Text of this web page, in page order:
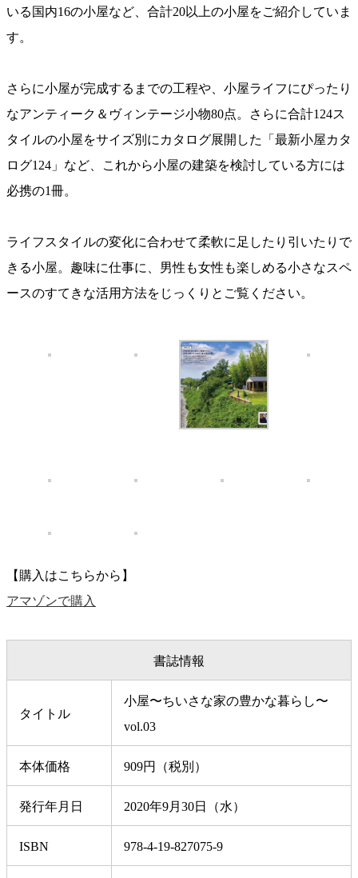
いる国内16の小屋など、合計20以上の小屋をご紹介していま
す。
さらに小屋が完成するまでの工程や、小屋ライフにぴったり
なアンティーク＆ヴィンテージ小物80点。さらに合計124ス
タイルの小屋をサイズ別にカタログ展開した「最新小屋カタ
ログ124」など、これから小屋の建築を検討している方には
必携の1冊。
ライフスタイルの変化に合わせて柔軟に足したり引いたりで
きる小屋。趣味に仕事に、男性も女性も楽しめる小さなスペ
ースのすてきな活用方法をじっくりとご覧ください。
【購入はこちらから】
アマゾンで購入
書誌情報
タイトル
小屋〜ちいさな家の豊かな暮らし〜
vol.03
本体価格 909円（税別）
発行年月日 2020年9月30日（水）
ISBN 978-4-19-827075-9